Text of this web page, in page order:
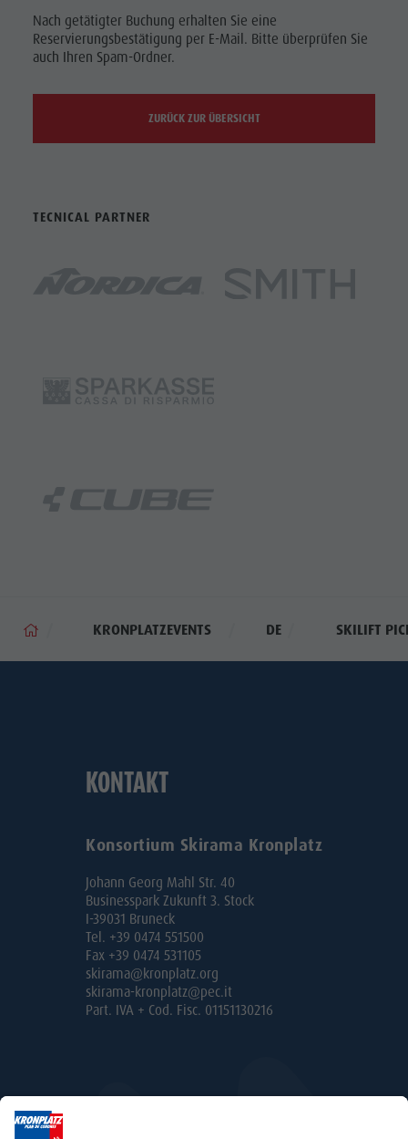
Nach getätigter Buchung erhalten Sie eine
Reservierungsbestätigung per E-Mail. Bitte überprüfen Sie
auch Ihren Spam-Ordner.
ZURÜCK ZUR ÜBERSICHT
TECNICAL PARTNER
KRONPLATZEVENTS DE SKILIFT
KONTAKT
Konsortium Skirama Kronplatz
Johann Georg Mahl Str. 40
Businesspark Zukunft 3. Stock
I-39031 Bruneck
Tel. +39 0474 551500
Fax +39 0474 531105
skirama@kronplatz.org
skirama-kronplatz@pec.it
Part. IVA + Cod. Fisc. 01151130216